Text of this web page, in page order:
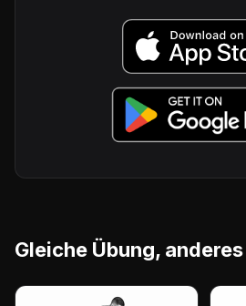
Gleiche Übung,